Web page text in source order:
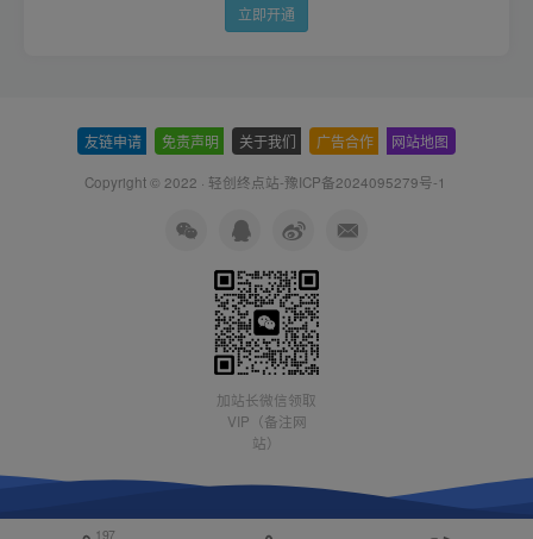
立即开通
友链申请 免责声明 关于我们 广告合作 网站地图
Copyright © 2022 · 轻创终点站-豫ICP备2024095279号-1
加站长微信领取
VIP（备注网
站）
197